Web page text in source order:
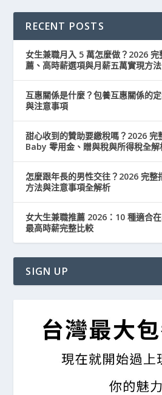
RECENT POSTS
女生兼職月入 5 萬怎麼做？2026
薦、高時薪選項與月薪五萬實現方法
互惠關係是什麼？包養互惠關係的
與注意事項
甜心收到的贊助要繳稅嗎？2026
Baby 零用金、贈與稅與所得稅全解
怎麼跟年長的男性交往？2026 完整
方法與注意事項全解析
女大生兼職推薦 2026：10 種適合
最高時薪完整比較
SIGN UP